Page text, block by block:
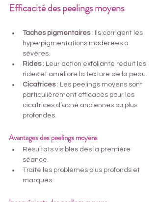
Efficacité des peelings moyens à
Taches pigmentaires : Ils corrigent les
hyperpigmentations modérées à
sévères.
Rides : Leur action exfoliante réduit les
rides et améliore la texture de la peau.
Cicatrices : Les peelings moyens sont
particulièrement efficaces pour les
cicatrices d’acné anciennes ou plus
profondes.
Avantages des peelings moyens
Résultats visibles dès la première
séance.
Traite les problèmes plus profonds et
marqués.